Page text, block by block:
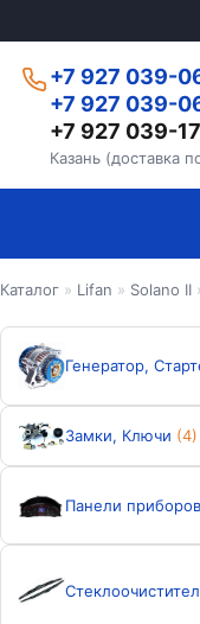
+7 927 039-
+7 927 039-
+7 927 039-
Казань (доставка
Каталог » Lifan » Solano II
Генератор,
Замки, Ключи (4)
Панели приборов